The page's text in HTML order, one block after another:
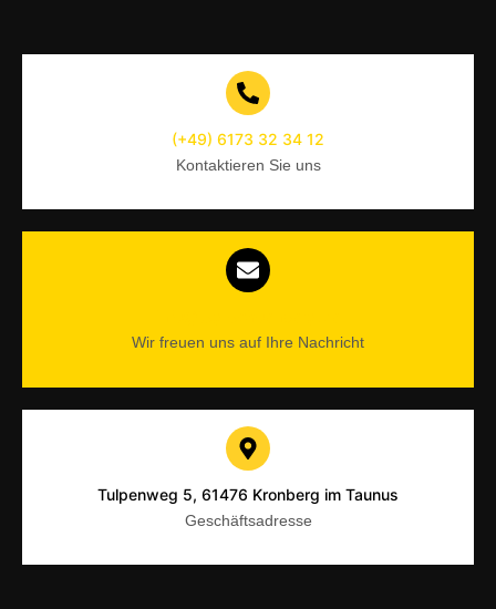
(+49) 6173 32 34 12
Kontaktieren Sie uns
Wir freuen uns auf Ihre Nachricht
Tulpenweg 5, 61476 Kronberg im Taunus
Geschäftsadresse